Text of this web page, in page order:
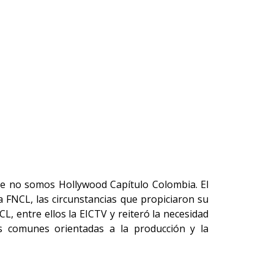
no somos Hollywood Capítulo Colombia. El
las circunstancias que propiciaron su
entre ellos la EICTV y reiteró la necesidad
comunes orientadas a la producción y la